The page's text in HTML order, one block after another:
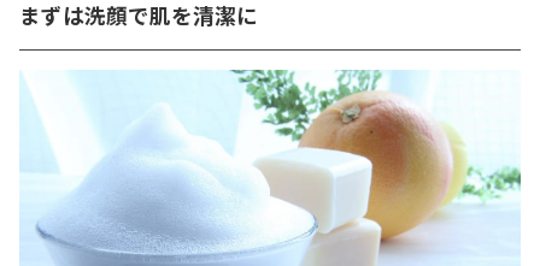
まずは洗顔で肌を清潔に